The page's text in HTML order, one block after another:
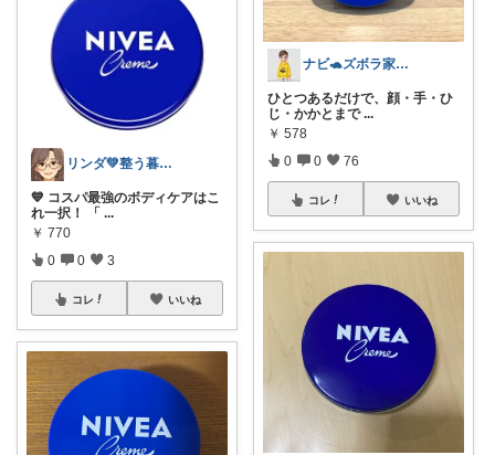
リンダ💚整う暮らし研究室
💙 コスパ最強のボディケアはこ
れ一択！ 「 ...
￥ 770
0 0 3
コレ いいね
ナビ🐢ズボラ家事男子
ひとつあるだけで、顔・手・ひ
じ・かかとまで ...
￥ 578
0 0 76
コレ いいね